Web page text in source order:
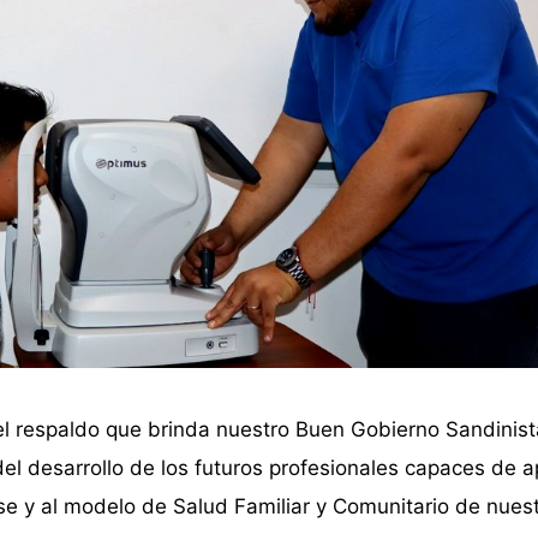
respaldo que brinda nuestro Buen Gobierno
desarrollo de los futuros profesionales capaces de
y al modelo de Salud Familiar y Comunitario de